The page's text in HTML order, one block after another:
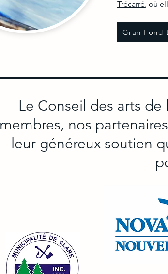
Trécarré, où
Gran Fond
Le Conseil des arts
membres, nos
leur généreux soutien